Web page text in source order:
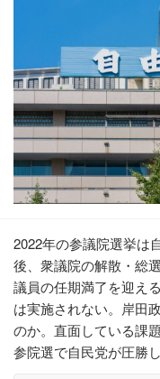
2022年の参議院選挙は
後、衆議院の解散・総
議員の任期満了を迎え
は実施されない。岸田
のか。直面している課
参院選で自民党が圧勝